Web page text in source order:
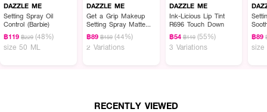
DAZZLE ME
Setting Spray Oil
Control (Barbie)
฿119 ฿229 (48%)
size 50 ML
DAZZLE ME
Get a Grip Makeup
Setting Spray Matte
Fix
฿89 ฿159 (44%)
2 Variations
DAZZLE ME
Ink-Licious Lip Tint
R696 Touch Down
฿54 ฿119 (55%)
3 Variations
฿89
size
RECENTLY VIEWED